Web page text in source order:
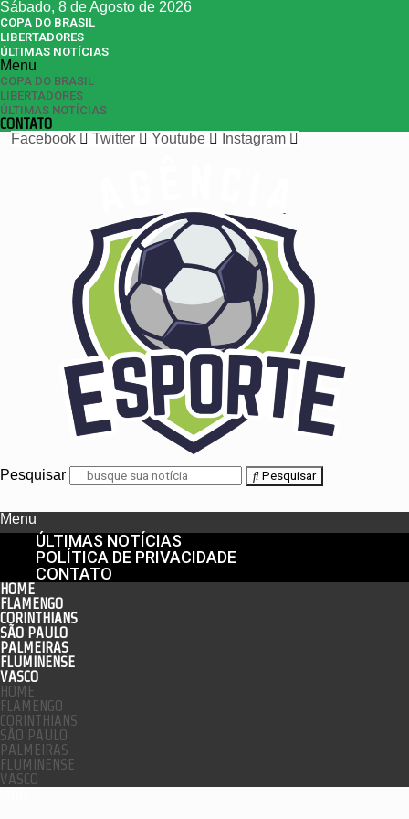
Sábado, 8 de Agosto de 2026
COPA DO BRASIL
LIBERTADORES
ÚLTIMAS NOTÍCIAS
Menu
COPA DO BRASIL
LIBERTADORES
ÚLTIMAS NOTÍCIAS
CONTATO
Facebook
Twitter Youtube Instagram
Pesquisar Pesquisar
Menu
ÚLTIMAS NOTÍCIAS
POLÍTICA DE PRIVACIDADE
CONTATO
HOME
FLAMENGO
CORINTHIANS
SÃO PAULO
PALMEIRAS
FLUMINENSE
VASCO
HOME
FLAMENGO
CORINTHIANS
SÃO PAULO
PALMEIRAS
FLUMINENSE
VASCO